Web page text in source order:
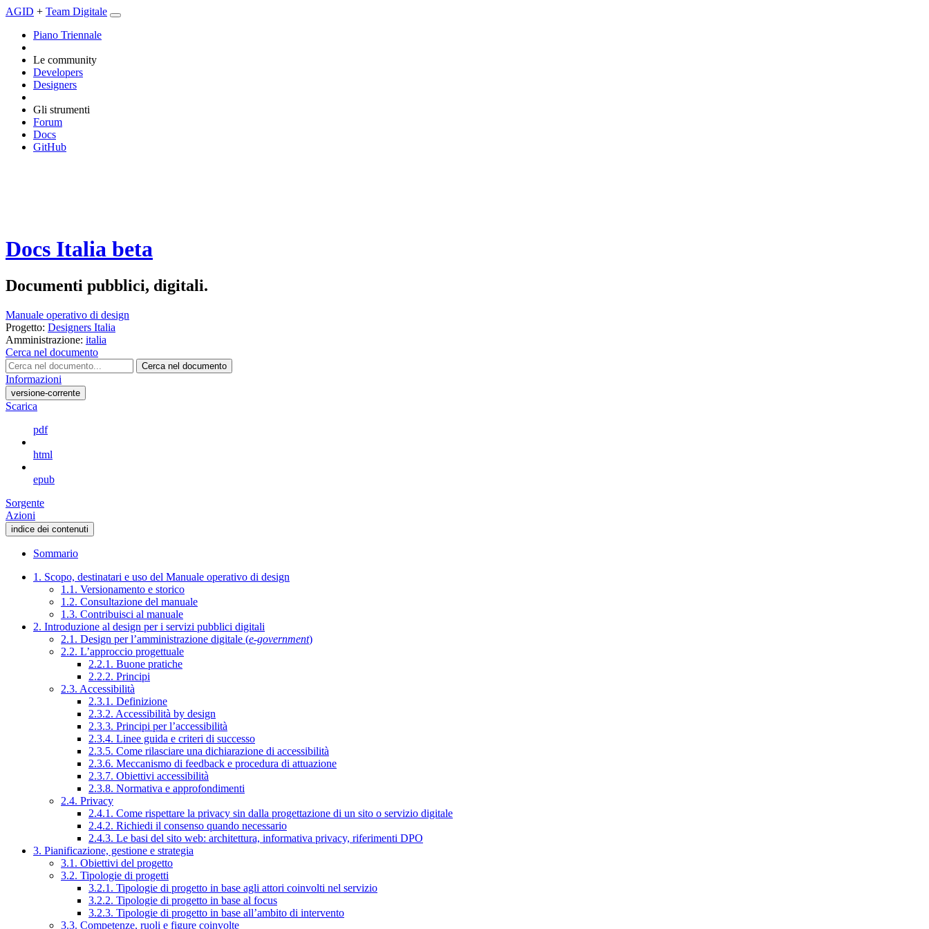
AGID + Team Digitale
Piano Triennale
Le community
Developers
Designers
Gli strumenti
Forum
Docs
GitHub
Docs Italia beta
Documenti pubblici, digitali.
Manuale operativo di design
Progetto: Designers Italia
Amministrazione: italia
Cerca nel documento
Cerca nel documento
Informazioni
versione-corrente
Scarica
pdf
html
epub
Sorgente
Azioni
indice dei contenuti
Sommario
1. Scopo, destinatari e uso del Manuale operativo di design
1.1. Versionamento e storico
1.2. Consultazione del manuale
1.3. Contribuisci al manuale
2. Introduzione al design per i servizi pubblici digitali
2.1. Design per l’amministrazione digitale (e-government)
2.2. L’approccio progettuale
2.2.1. Buone pratiche
2.2.2. Principi
2.3. Accessibilità
2.3.1. Definizione
2.3.2. Accessibilità by design
2.3.3. Principi per l’accessibilità
2.3.4. Linee guida e criteri di successo
2.3.5. Come rilasciare una dichiarazione di accessibilità
2.3.6. Meccanismo di feedback e procedura di attuazione
2.3.7. Obiettivi accessibilità
2.3.8. Normativa e approfondimenti
2.4. Privacy
2.4.1. Come rispettare la privacy sin dalla progettazione di un sito o servizio digitale
2.4.2. Richiedi il consenso quando necessario
2.4.3. Le basi del sito web: architettura, informativa privacy, riferimenti DPO
3. Pianificazione, gestione e strategia
3.1. Obiettivi del progetto
3.2. Tipologie di progetti
3.2.1. Tipologie di progetto in base agli attori coinvolti nel servizio
3.2.2. Tipologie di progetto in base al focus
3.2.3. Tipologie di progetto in base all’ambito di intervento
3.3. Competenze, ruoli e figure coinvolte